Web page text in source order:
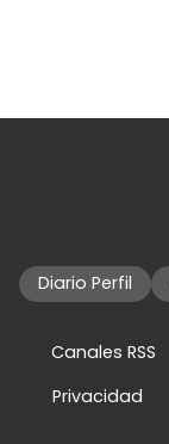
Diario Perfil
Canales RSS
Privacidad